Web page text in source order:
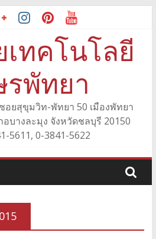
ทคโนโลยี
พัทยา
อยสุขุมวิท-พัทยา 50 เมืองพัทยา
บางละมุง จังหวัดชลบุรี 20150
5611, 0-3841-5622